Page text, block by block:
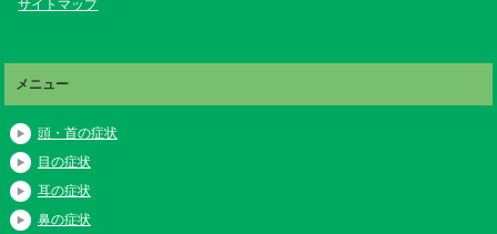
サイトマップ
メニュー
頭・首の症状
目の症状
耳の症状
鼻の症状